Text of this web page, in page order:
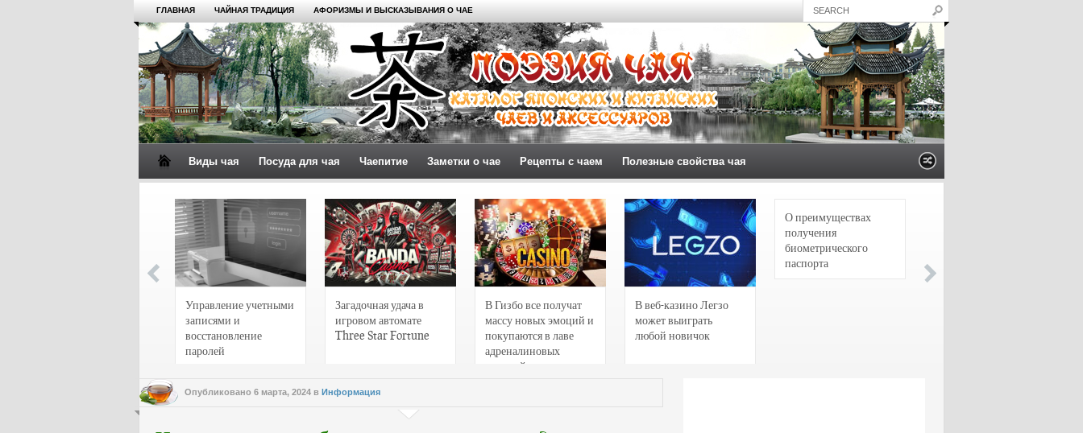
ГЛАВНАЯ ЧАЙНАЯ ТРАДИЦИЯ АФОРИЗМЫ И ВЫСКАЗЫВАНИЯ О ЧАЕ
Виды чая Посуда для чая Чаепитие Заметки о чае Рецепты с чаем Полезные свойства чая
Управление учетными
записями и
восстановление
паролей
Загадочная удача в
игровом автомате
Three Star Fortune
В Гизбо все получат
массу новых эмоций и
покупаются в лаве
адреналиновых
страстей
В веб-казино Легзо
может выиграть
любой новичок
О преимуществах
получения
биометрического
паспорта
Опубликовано 6 марта, 2024 в Информация